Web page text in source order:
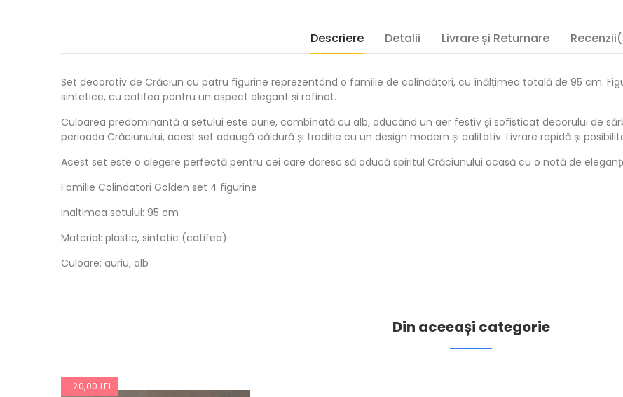
Descriere Detalii Livrare și Returnare
Set decorativ de Crăciun cu patru figurine reprezentând o familie de colindători, cu înălțimea totală de 95 cm.
sintetice, cu catifea pentru un aspect elegant și rafinat.
Culoarea predominantă a setului este aurie, combinată cu alb, aducând un aer festiv și sofisticat decorului de
perioada Crăciunului, acest set adaugă căldură și tradiție cu un design modern și calitativ. Livrare rapidă și
Acest set este o alegere perfectă pentru cei care doresc să aducă spiritul Crăciunului acasă cu o notă de
Familie Colindatori Golden set 4 figurine
Inaltimea setului: 95 cm
Material: plastic, sintetic (catifea)
Culoare: auriu, alb
Din aceeași categorie
-20,00 LEI